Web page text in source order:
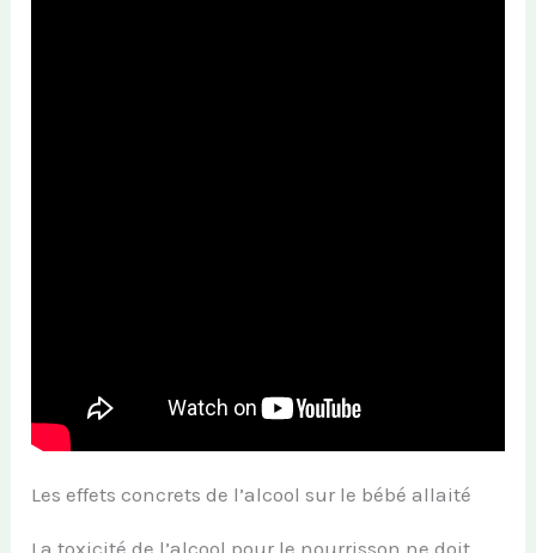
Les effets concrets de l’alcool sur le bébé allaité